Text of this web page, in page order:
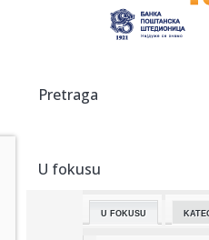
10:30:Pepper Keenan
10:29:
10:29: Starčevica
Pretraga
U fokusu
U FOKUSU